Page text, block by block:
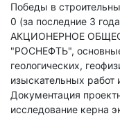
Победы в
0 (за последние 3
АКЦИОНЕРНОЕ
"РОСНЕФТЬ",
геологических,
изыскательных работ
Документация
исследование керна